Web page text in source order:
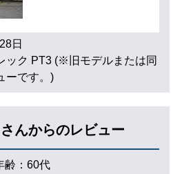
日
ック PT3 (※旧モデルまたは同
ーです。)
さんからのレビュー
齢： 60代